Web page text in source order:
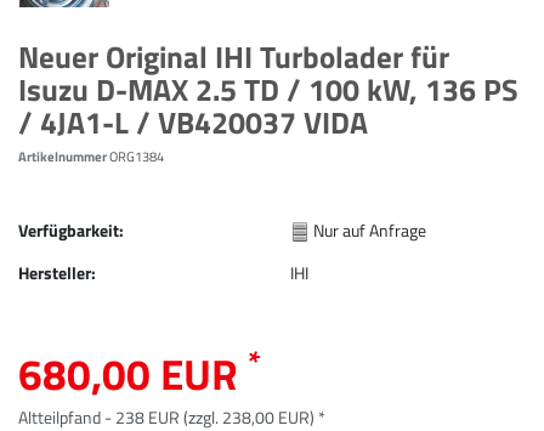
Neuer Original IHI Turbolader für
Isuzu D-MAX 2.5 TD / 100 kW, 136 PS
/ 4JA1-L / VB420037 VIDA
ArtikelnummerORG1384
Verfügbarkeit:
Hersteller:
Nur auf Anfrage
IHI
680,00 EUR *
Altteilpfand - 238 EUR (zzgl. 238,00 EUR) *